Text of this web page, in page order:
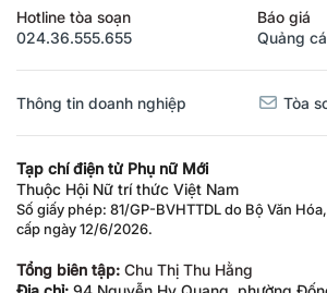
Hotline tòa soạn
024.36.555.655
Báo giá
Quảng
Thông tin doanh nghiệp Tòa
Tạp chí điện tử Phụ nữ Mới
Thuộc Hội Nữ trí thức Việt Nam
Số giấy phép: 81/GP-BVHTTDL do Bộ Văn
cấp ngày 12/6/2026.
Tổng biên tập: Chu Thị Thu Hằng